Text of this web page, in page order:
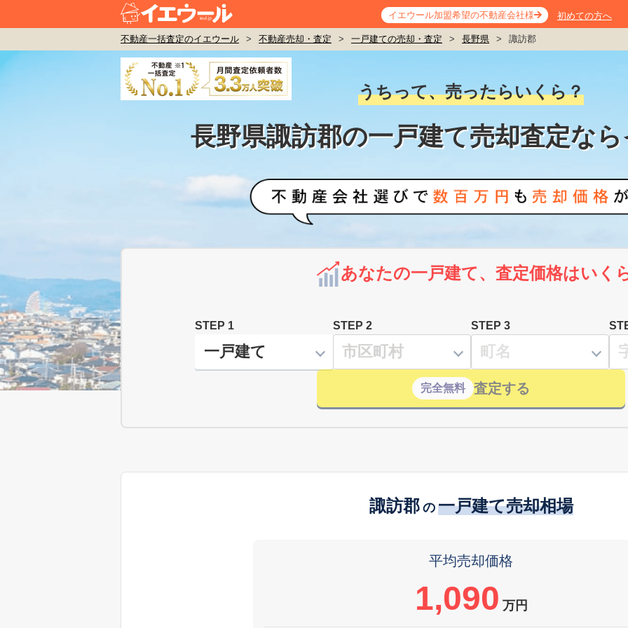
イエウール加盟希望の不動産会社様 初めての方へ
不動産一括査定のイエウール > 不動産売却・査定 > 一戸建ての売却・査定 > 長野県 > 諏訪郡
うちって、売ったらいくら？
長野県諏訪郡の一戸建て売却査定な
あなたの一戸建て、査定価格はいく
STEP 1 STEP 2 STEP 3
完全無料 査定する
諏訪郡 の 一戸建て売却相場
平均売却価格
1,090 万円